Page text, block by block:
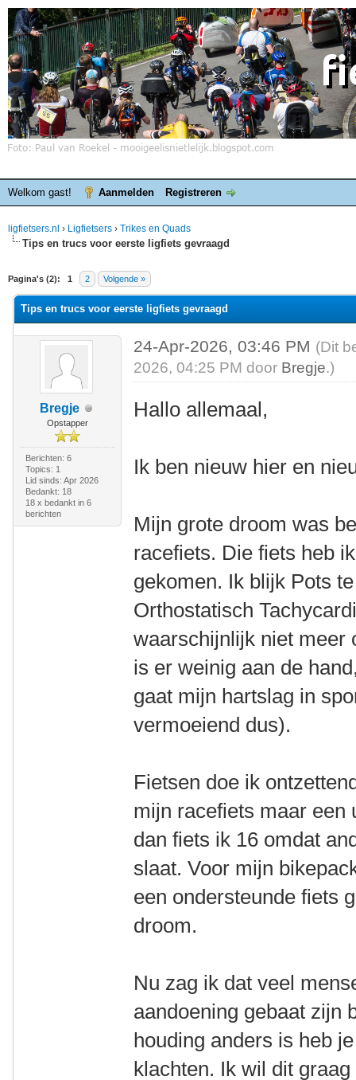
Welkom gast! Aanmelden Registreren
ligfietsers.nl › Ligfietsers › Trikes en Quads
Tips en trucs voor eerste ligfiets gevraagd
Pagina's (2): 1 2 Volgende »
waardering is 0
Tips en trucs voor eerste ligfiets gevraagd
Bregje
Opstapper
Berichten: 6
Topics: 1
Lid sinds: Apr 2026
Bedankt: 18
18 x bedankt in 6
berichten
24-Apr-2026, 03:46 PM (Dit
2026, 04:25 PM door Bregje.)
Hallo allemaal,
Ik ben nieuw hier en
Mijn grote droom was
racefiets. Die fiets heb
gekomen. Ik blijk Pots
Orthostatisch
waarschijnlijk niet meer
is er weinig aan de
gaat mijn hartslag in
vermoeiend dus).
Fietsen doe ik
mijn racefiets maar een
dan fiets ik 16 omdat
slaat. Voor mijn
een ondersteunde fiets
droom.
Nu zag ik dat veel
aandoening gebaat zijn
houding anders is heb
klachten. Ik wil dit